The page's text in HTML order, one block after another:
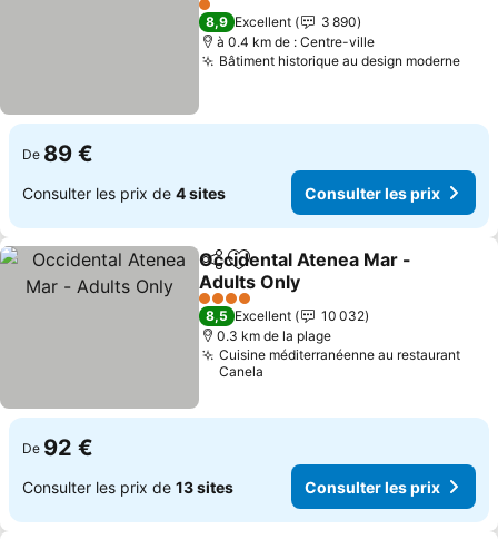
1 Étoiles
8,9 Excellent
3 890
à 0.4 km de : Centre-ville
Bâtiment historique au design moderne
De 89 €
Consulter les prix de 4 sites Consulter les prix
PartagerAjouter à mes favoris
Occidental Atenea Mar -
Adults Only
4 Étoiles
8,5 Excellent
10 032
0.3 km de la plage
Cuisine méditerranéenne au restaurant
Canela
De 92 €
Consulter les prix de 13 sites Consulter les prix